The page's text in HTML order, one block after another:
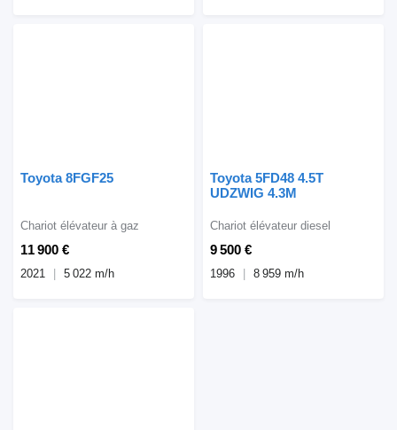
Toyota 8FGF25
11 900 €
Chariot élévateur à gaz
2021 5 022 m/h
Toyota 5FD48 4.5T
UDZWIG 4.3M
9 500 €
Chariot élévateur diesel
1996 8 959 m/h